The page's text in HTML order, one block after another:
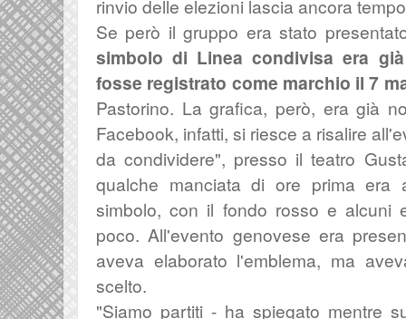
rinvio delle elezioni lascia ancora
Se però il gruppo era stato
simbolo di Linea condivisa era
fosse registrato come marchio il 7
Pastorino. La grafica, però, era già
Facebook, infatti, si riesce a risalire
da condividere", presso il teatro
qualche manciata di ore prima era
simbolo, con il fondo rosso e alcuni
poco. All'evento genovese era
aveva elaborato l'emblema, ma
scelto.
"Siamo partiti - ha spiegato mentre